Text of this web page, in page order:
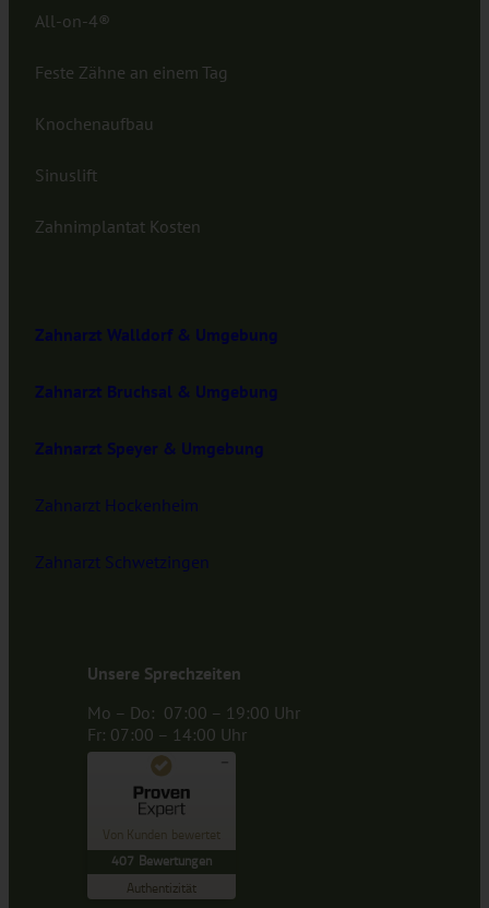
All-on-4®
Feste Zähne an einem Tag
Knochenaufbau
Sinuslift
Zahnimplantat Kosten
Zahnarzt Walldorf & Umgebung
Zahnarzt Bruchsal & Umgebung
Zahnarzt Speyer & Umgebung
Zahnarzt Hockenheim
Zahnarzt Schwetzingen
Unsere Sprechzeiten
Mo – Do: 07:00 – 19:00 Uhr
Fr: 07:00 – 14:00 Uhr
Von Kunden bewertet
407 Bewertungen
Authentizität
Kundenbewertungen und Erfahrungen zu
Mundgesundheitszentrum Dr. Henninger
100
%
Empfehlungen auf
SEHR GUT